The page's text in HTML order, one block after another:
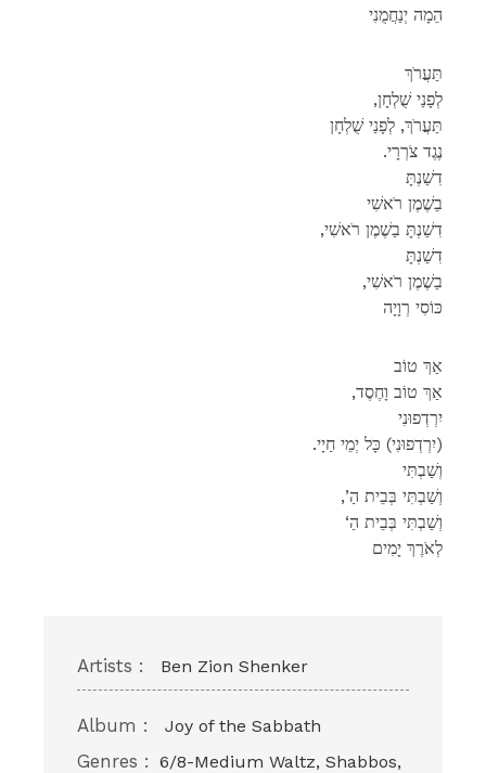
הֵמָה יְנַחֲמֻנִי
תַּעֲרֹךְ
,לְפָנַי שֻׁלְחָן
תַּעֲרֹךְ, לְפָנַי שֻׁלְחָן
.נֶגֶד צֹרְרָי
דִשַׁנְתָּ
בַשֶׁמֶן רֹאשִׁי
,דִשַׁנְתָּ בַשֶׁמֶן רֹאשִׁי
דִשַׁנְתָּ
,בַשֶׁמֶן רֹאשִׁי
כּוֹסִי רְוָיָה
אַךְ טוֹב
,אַךְ טוֹב וָחֶסֶד
יִרְדְפוּנִי
.יִרְדְפוּנִי) כָּל יְמֵי חַיָי)
וְשַׁבְתִּי
,’וְשַׁבְתִּי בְּבֵית הַ
‘וְשַׁבְתִּי בְּבֵית הַ
לְאֹרֶךְ יָמִים
Artists : Ben Zion Shenker
Album : Joy of the Sabbath
Genres : 6/8-Medium Waltz, Shabbos,